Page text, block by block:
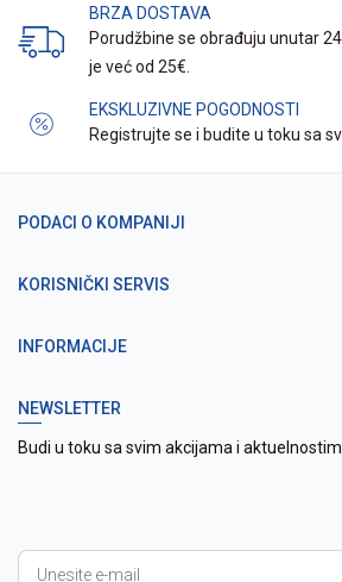
BRZA DOSTAVA
Porudžbine se obrađuju unutar
je već od 25€.
EKSKLUZIVNE POGODNOSTI
Registrujte se i budite u toku sa
PODACI O KOMPANIJI
KORISNIČKI SERVIS
INFORMACIJE
NEWSLETTER
Budi u toku sa svim akcijama i